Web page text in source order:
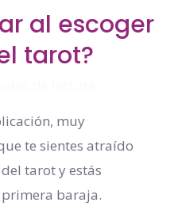
al escoger
tarot?
muy
te sientes atraído
tarot y estás
baraja.